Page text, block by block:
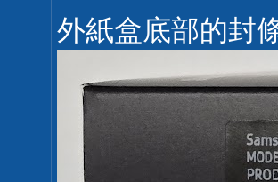
外紙盒底部的封